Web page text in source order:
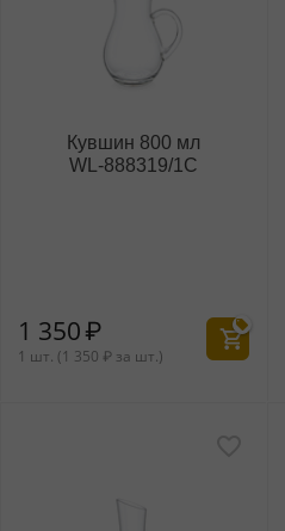
Кувшин 800 мл
WL‑888319/1C
1 350₽
1 шт. (1 350 ₽ за шт.)